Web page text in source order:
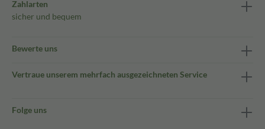
Zahlarten
sicher und bequem
Bewerte uns
Vertraue unserem mehrfach ausgezeichneten Service
Folge uns